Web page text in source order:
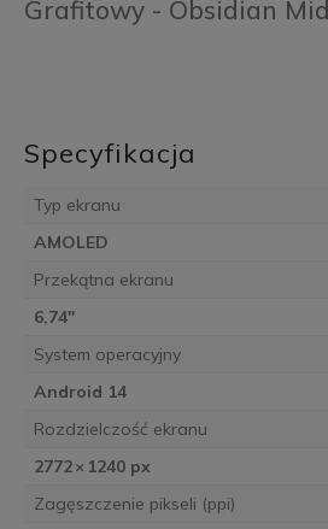
Grafitowy - Obsidian
Specyfikacja
Typ ekranu
AMOLED
Przekątna ekranu
6,74"
System operacyjny
Android 14
Rozdzielczość ekranu
2772 × 1240 px
Zagęszczenie pikseli (ppi)